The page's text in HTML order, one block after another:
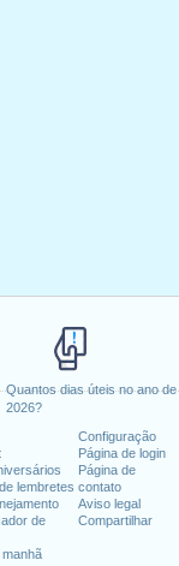
Quantos dias úteis no ano de
2026?
lembretes
de
Configuração
Página de login
Página de
contato
Aviso legal
Compartilhar